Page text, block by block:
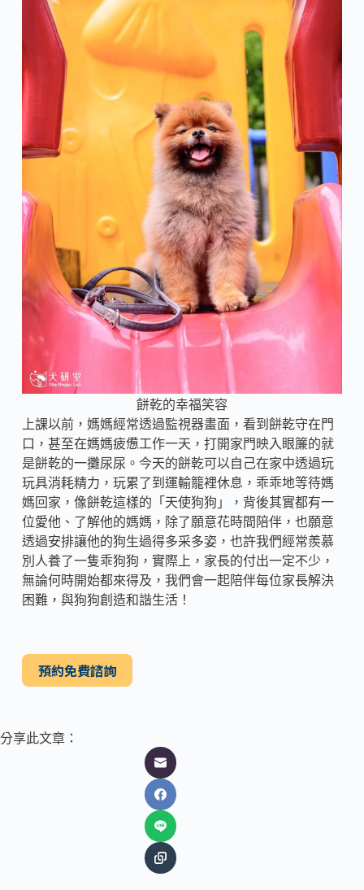
餅乾的幸福笑容
上課以前，媽媽經常透過監視器畫面，看到餅乾守在門
口，甚至在媽媽疲憊工作一天，打開家門映入眼簾的就
是餅乾的一攤尿尿。今天的餅乾可以自己在家中透過玩
玩具消耗精力，玩累了到運輸籠裡休息，乖乖地等待媽
媽回家，像餅乾這樣的「天使狗狗」，背後其實都有一
位愛他、了解他的媽媽，除了願意花時間陪伴，也願意
透過安排讓他的狗生過得多采多姿，也許我們經常羨慕
別人養了一隻乖狗狗，實際上，家長的付出一定不少，
無論何時開始都來得及，我們會一起陪伴每位家長解決
困難，與狗狗創造和諧生活！
預約免費諮詢
分享此文章：